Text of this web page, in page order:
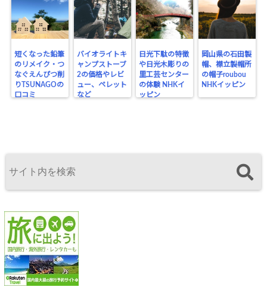
短くなった鉛筆
のリメイク・つ
なぐえんぴつ削
りTSUNAGOの
口コミ
バイオライトキ
ャンプストーブ
2の価格やレビ
ュー、ペレット
など
日光下駄の特徴
や日光木彫りの
里工芸センター
の体験 NHKイ
ッピン
岡山県の石田製
帽、襟立製帽所
の帽子roubou
NHKイッピン